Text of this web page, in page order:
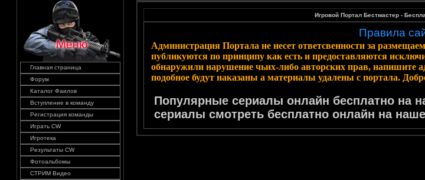
Главная страница
Форум
Каталог Фаилов
Вступление в команду
Регистрация команды
Играть CW
Игротека
Результаты CW
Фотоальбомы
СТРИМ Видео
Игровой Портал Бестмастер -
Правила
Администрация Портала не несет ответсвенности за
публикуются по принципу как есть и предоставляются
обнаружили нарушение чьих-либо авторских прав, напишите
подобное будут наказаны а материалы удалены с портала.
Популярные сериалы онлайн бесплатно на
сериалы смотреть бесплатно онлайн на